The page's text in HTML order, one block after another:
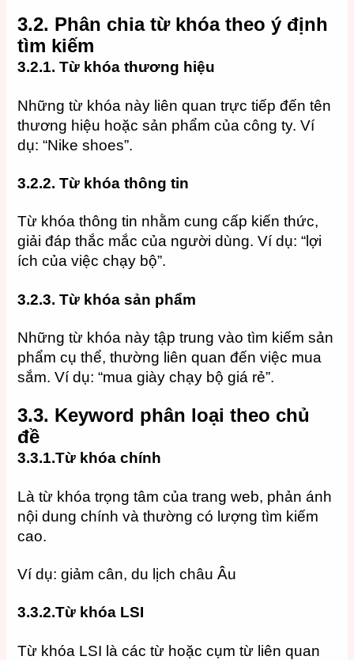
3.2. Phân chia từ khóa theo ý định
tìm kiếm
3.2.1.Từ khóa thương hiệu
Những từ khóa này liên quan trực tiếp đến tên
thương hiệu hoặc sản phẩm của công ty. Ví
dụ: “Nike shoes”.
3.2.2.Từ khóa thông tin
Từ khóa thông tin nhằm cung cấp kiến thức,
giải đáp thắc mắc của người dùng. Ví dụ: “lợi
ích của việc chạy bộ”.
3.2.3.Từ khóa sản phẩm
Những từ khóa này tập trung vào tìm kiếm sản
phẩm cụ thể, thường liên quan đến việc mua
sắm. Ví dụ: “mua giày chạy bộ giá rẻ”.
3.3. Keyword phân loại theo chủ
đề
3.3.1.Từ khóa chính
Là từ khóa trọng tâm của trang web, phản ánh
nội dung chính và thường có lượng tìm kiếm
cao.
Ví dụ: giảm cân, du lịch châu Âu
3.3.2.Từ khóa LSI
Từ khóa LSI là các từ hoặc cụm từ liên quan